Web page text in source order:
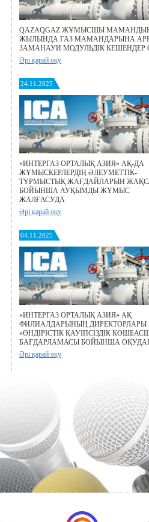
QAZAQGAZ ЖҰМЫСШЫ
ЖЫЛЫНДА ГАЗ МАМАНДАРЫНА
ЗАМАНАУИ МОДУЛЬДІК КЕШЕНДЕР
Әрі қарай оқу
24.11.2025
«ИНТЕРГАЗ ОРТАЛЫҚ АЗИЯ» АҚ-ДА
ЖҰМЫСКЕРЛЕРДІҢ ӘЛЕУМЕТТІК-
ТҰРМЫСТЫҚ ЖАҒДАЙЛАРЫН
БОЙЫНША АУҚЫМДЫ ЖҰМЫС
ЖАЛҒАСУДА
Әрі қарай оқу
04.11.2025
«ИНТЕРГАЗ ОРТАЛЫҚ АЗИЯ» АҚ
ФИЛИАЛДАРЫНЫҢ ДИРЕКТОРЛАРЫ
«ӨНДІРІСТІК ҚАУІПСІЗДІК
БАҒДАРЛАМАСЫ БОЙЫНША
Әрі қарай оқу